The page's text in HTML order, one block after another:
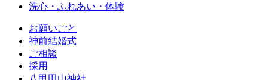
洗心・ふれあい・体験
お願いごと
神前結婚式
ご相談
採用